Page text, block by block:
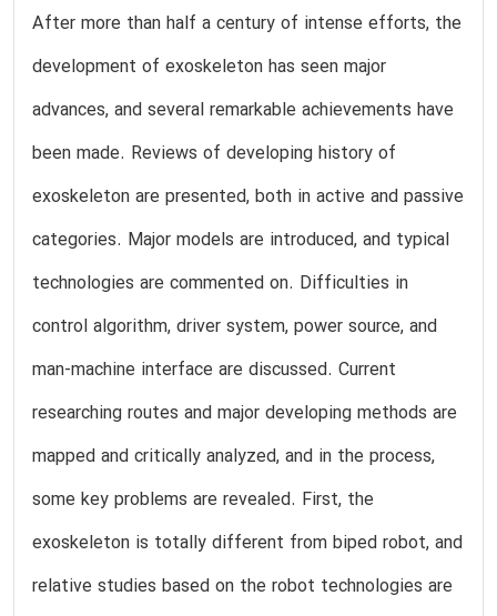
After more than half a century of intense efforts, the
development of exoskeleton has seen major
advances, and several remarkable achievements have
been made. Reviews of developing history of
exoskeleton are presented, both in active and passive
categories. Major models are introduced, and typical
technologies are commented on. Difficulties in
control algorithm, driver system, power source, and
man-machine interface are discussed. Current
researching routes and major developing methods are
mapped and critically analyzed, and in the process,
some key problems are revealed. First, the
exoskeleton is totally different from biped robot, and
relative studies based on the robot technologies are